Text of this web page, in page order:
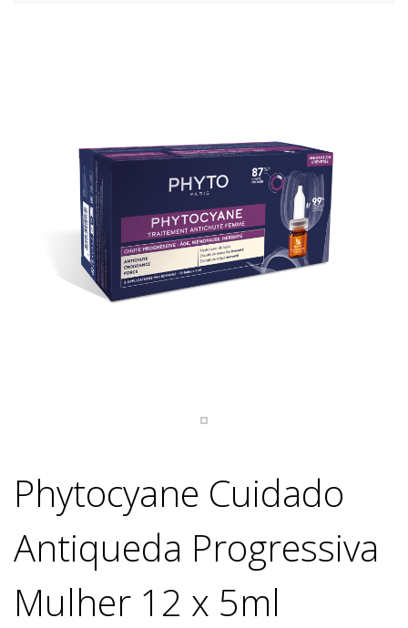
Phytocyane Cuidado
Antiqueda Progressiva
Mulher 12 x 5ml